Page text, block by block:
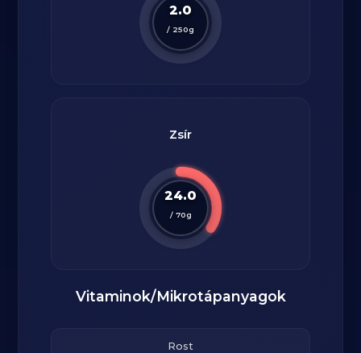
2.0
/ 250g
Zsír
24.0
/ 70g
Vitaminok/Mikrotápanyagok
Rost